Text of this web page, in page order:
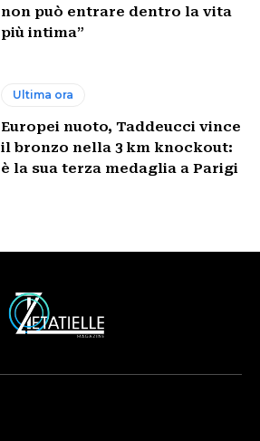
non può entrare dentro la vita
più intima”
Ultima ora
Europei nuoto, Taddeucci vince
il bronzo nella 3 km knockout:
è la sua terza medaglia a Parigi